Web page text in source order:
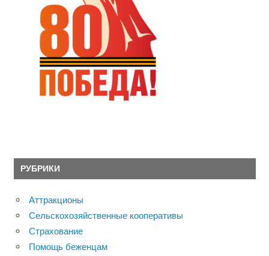
РУБРИКИ
Аттракционы
Сельскохозяйственные кооперативы
Страхование
Помощь беженцам